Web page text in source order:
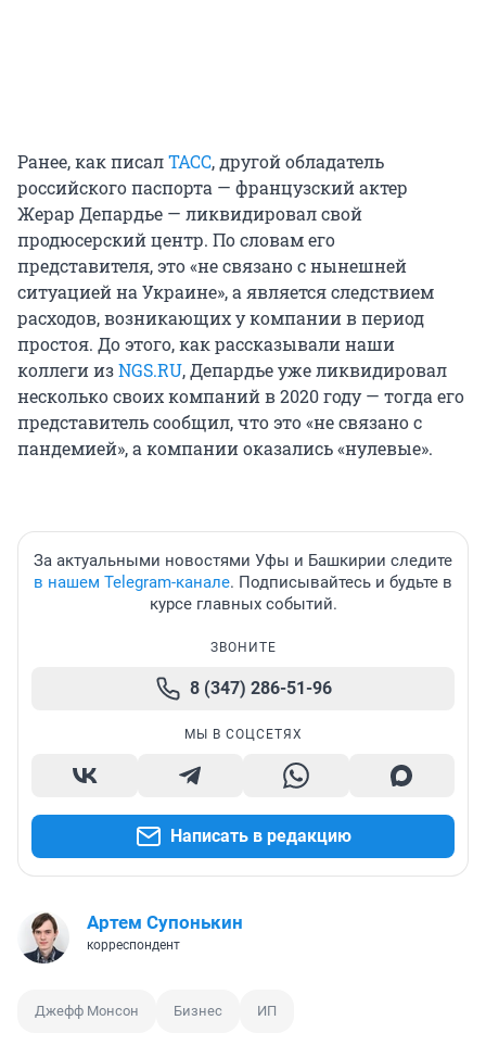
Ранее, как писалТАСС, другой обладатель
российского паспорта — французский актер
Жерар Депардье — ликвидировал свой
продюсерский центр. По словам его
представителя, это «не связано с нынешней
ситуацией на Украине», а является следствием
расходов, возникающих у компании в период
простоя. До этого, как рассказывали наши
коллеги изNGS.RU, Депардье уже ликвидировал
несколько своих компаний в 2020 году — тогда его
представитель сообщил, что это «не связано с
пандемией», а компании оказались «нулевые».
За актуальными новостями Уфы и Башкирии следите
в нашем Telegram-канале. Подписывайтесь и будьте в
курсе главных событий.
ЗВОНИТЕ
8 (347) 286-51-96
МЫ В СОЦСЕТЯХ
Написать в редакцию
Артем Супонькин
корреспондент
Джефф Монсон Бизнес ИП